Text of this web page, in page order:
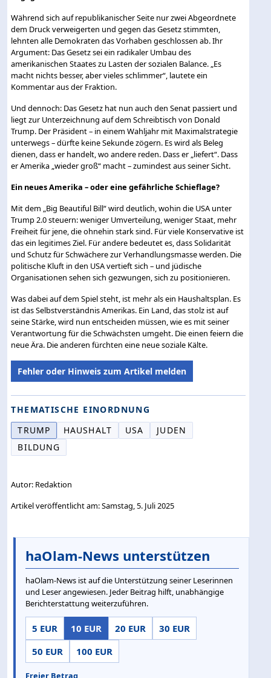
Während sich auf republikanischer Seite nur zwei Abgeordnete
dem Druck verweigerten und gegen das Gesetz stimmten,
lehnten alle Demokraten das Vorhaben geschlossen ab. Ihr
Argument: Das Gesetz sei ein radikaler Umbau des
amerikanischen Staates zu Lasten der sozialen Balance. „Es
macht nichts besser, aber vieles schlimmer“, lautete ein
Kommentar aus der Fraktion.
Und dennoch: Das Gesetz hat nun auch den Senat passiert und
liegt zur Unterzeichnung auf dem Schreibtisch von Donald
Trump. Der Präsident – in einem Wahljahr mit Maximalstrategie
unterwegs – dürfte keine Sekunde zögern. Es wird als Beleg
dienen, dass er handelt, wo andere reden. Dass er „liefert“. Dass
er Amerika „wieder groß“ macht – zumindest aus seiner Sicht.
Ein neues Amerika – oder eine gefährliche Schieflage?
Mit dem „Big Beautiful Bill“ wird deutlich, wohin die USA unter
Trump 2.0 steuern: weniger Umverteilung, weniger Staat, mehr
Freiheit für jene, die ohnehin stark sind. Für viele Konservative ist
das ein legitimes Ziel. Für andere bedeutet es, dass Solidarität
und Schutz für Schwächere zur Verhandlungsmasse werden. Die
politische Kluft in den USA vertieft sich – und jüdische
Organisationen sehen sich gezwungen, sich zu positionieren.
Was dabei auf dem Spiel steht, ist mehr als ein Haushaltsplan. Es
ist das Selbstverständnis Amerikas. Ein Land, das stolz ist auf
seine Stärke, wird nun entscheiden müssen, wie es mit seiner
Verantwortung für die Schwächsten umgeht. Die einen feiern die
neue Ära. Die anderen fürchten eine neue soziale Kälte.
Fehler oder Hinweis zum Artikel melden
THEMATISCHE EINORDNUNG
TRUMP
HAUSHALT USA
JUDEN
BILDUNG
Autor: Redaktion
Artikel veröffentlicht am: Samstag, 5. Juli 2025
haOlam-News unterstützen
haOlam-News ist auf die Unterstützung seiner Leserinnen
und Leser angewiesen. Jeder Beitrag hilft, unabhängige
Berichterstattung weiterzuführen.
5 EUR 10 EUR 20 EUR
30 EUR
50 EUR
100 EUR
Freier Betrag